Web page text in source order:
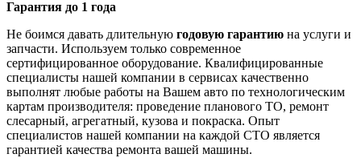
Гарантия до 1 года
Не боимся давать длительную годовую гарантию на услуги и
запчасти. Используем только современное
сертифицированное оборудование. Квалифицированные
специалисты нашей компании в сервисах качественно
выполнят любые работы на Вашем авто по технологическим
картам производителя: проведение планового ТО, ремонт
слесарный, агрегатный, кузова и покраска. Опыт
специалистов нашей компании на каждой СТО является
гарантией качества ремонта вашей машины.